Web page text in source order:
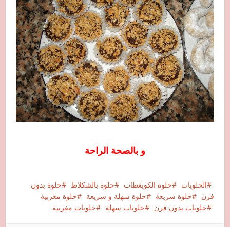
و بالصحة الراحة
الحلويات حلوة الكويغطات حلوة بالشكلاط
حلوة بدون
فرن
حلوة سريعة حلوة سهلة و سريعة
حلوة مغربية
حلويات بدون فرن
حلويات سهلة حلويات مغربية